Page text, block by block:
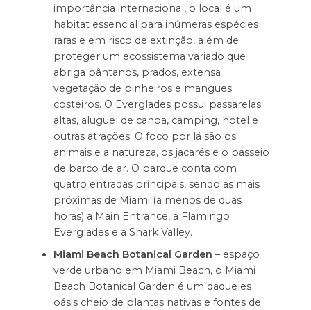
importância internacional, o local é um
habitat essencial para inúmeras espécies
raras e em risco de extinção, além de
proteger um ecossistema variado que
abriga pântanos, prados, extensa
vegetação de pinheiros e mangues
costeiros. O Everglades possui passarelas
altas, aluguel de canoa, camping, hotel e
outras atrações. O foco por lá são os
animais e a natureza, os jacarés e o passeio
de barco de ar. O parque conta com
quatro entradas principais, sendo as mais
próximas de Miami (a menos de duas
horas) a Main Entrance, a Flamingo
Everglades e a Shark Valley.
Miami Beach Botanical Garden – espaço
verde urbano em Miami Beach, o Miami
Beach Botanical Garden é um daqueles
oásis cheio de plantas nativas e fontes de